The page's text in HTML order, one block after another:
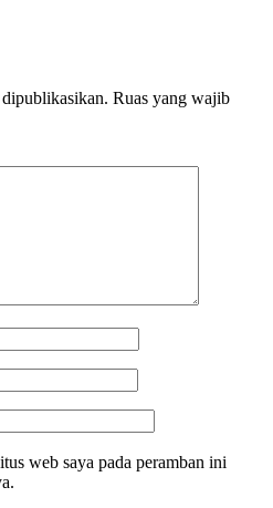
Ruas yang wajib
web saya pada peramban ini